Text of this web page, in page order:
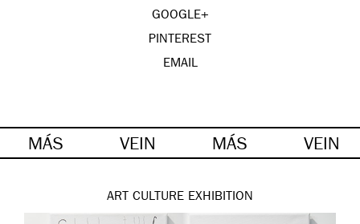
GOOGLE+
PINTEREST
EMAIL
MÁS VEIN MÁS VEIN
ART CULTURE EXHIBITION